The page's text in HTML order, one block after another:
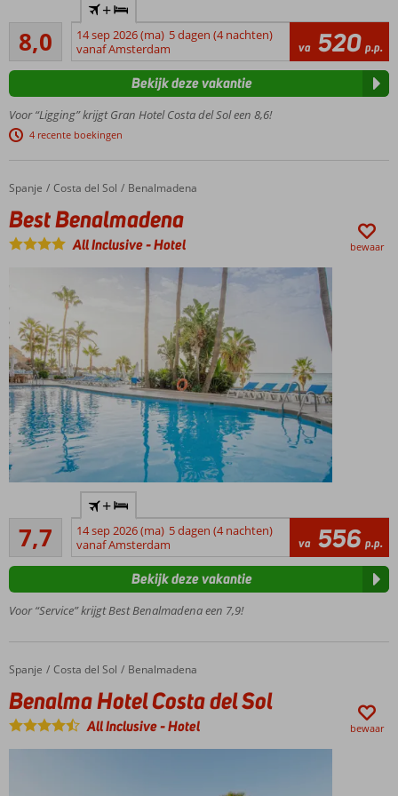
Hotel
Torreblanca
strand
gelegen
Vlak bij
La Cala
de Mijas
uitvalsbasis
voor
Marbella
en Ronda
goed
bereikbaar
All
Inclusive
tegen
een
kleine
meerprijs
8,0Zeer goed
265
beoordelingen
+
14 sep 2026 (ma) 5 dagen (4 nachten)
vanaf Amsterdam
va 520 p.p.
Voor “Ligging” krijgt Gran Hotel Costa del Sol een 8,6!
4 recente boekingen
Bekijk deze vakantie
Home
Spanje Costa del Sol Benalmadena
Best Benalmadena
Best Benalmadena
All Inclusive-Hotel bewaar
Accommodatie met een
GSTC erkend
duurzaamheidscertificaat
Vlak bij het
Torrequebrada
Op ca. 3 km
Benalmadena
Kamers
uitzicht
op zee
7,7
Goed
28
beoordelingen
+
14 sep 2026 (ma) 5 dagen (4 nachten)
vanaf Amsterdam
va 556 p.p.
Voor “Service” krijgt Best Benalmadena een 7,9!
Bekijk deze vakantie
Home
Spanje Costa del Sol Benalmadena
Benalma Hotel Costa del Sol
Benalma Hotel Costa del Sol
All Inclusive-Hotel bewaar